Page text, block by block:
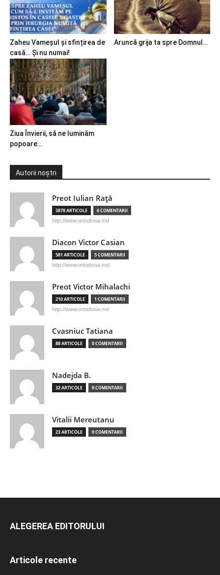
Zaheu Vameșul și sfințirea de
casă… Și nu numai!
Aruncă grija ta spre Domnul…
Ziua Învierii, să ne luminăm
popoare…
Autorii noștri
Preot Iulian Raţă
3878 ARTICOLE 6 COMENTARII
http://www.ortodoxia.md
Diacon Victor Casian
581 ARTICOLE 5 COMENTARII
http://www.ortodoxia.md
Preot Victor Mihalachi
210 ARTICOLE 1 COMENTARII
http://www.ortodoxia.md
Cvasniuc Tatiana
88 ARTICOLE 0 COMENTARII
Nadejda B.
32 ARTICOLE 0 COMENTARII
Vitalii Mereutanu
23 ARTICOLE 0 COMENTARII
ALEGEREA EDITORULUI
Articole recente